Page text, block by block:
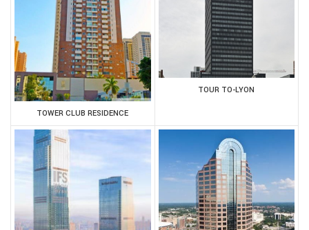
TOWER CLUB RESIDENCE
TOUR TO-LYON